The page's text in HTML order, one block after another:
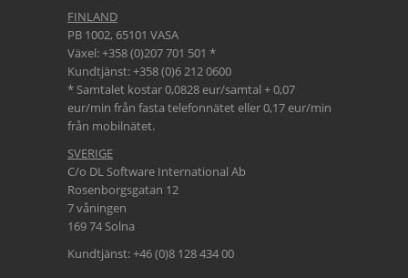
FINLAND
PB 1002, 65101 VASA
Växel: +358 (0)207 701 501 *
Kundtjänst: +358 (0)6 212 0600
* Samtalet kostar 0,0828 eur/samtal + 0,07
eur/min från fasta telefonnätet eller 0,17 eur/min
från mobilnätet.
SVERIGE
C/o DL Software International Ab
Rosenborgsgatan 12
7 våningen
169 74 Solna
Kundtjänst: +46 (0)8 128 434 00